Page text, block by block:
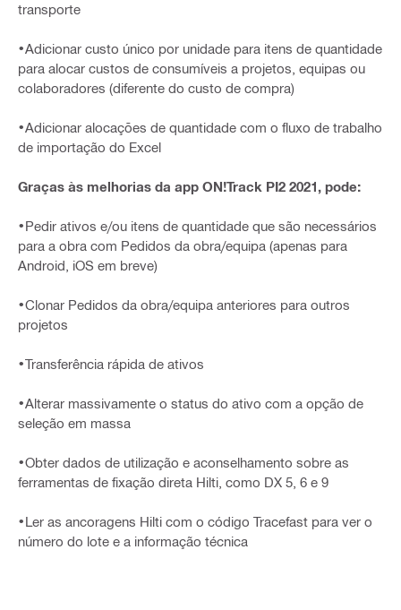
transporte
•Adicionar custo único por unidade para itens de quantidade
para alocar custos de consumíveis a projetos, equipas ou
colaboradores (diferente do custo de compra)
•Adicionar alocações de quantidade com o fluxo de trabalho
de importação do Excel
Graças às melhorias da app ON!Track PI2 2021, pode:
•Pedir ativos e/ou itens de quantidade que são necessários
para a obra com Pedidos da obra/equipa (apenas para
Android, iOS em breve)
•Clonar Pedidos da obra/equipa anteriores para outros
projetos
•Transferência rápida de ativos
•Alterar massivamente o status do ativo com a opção de
seleção em massa
•Obter dados de utilização e aconselhamento sobre as
ferramentas de fixação direta Hilti, como DX 5, 6 e 9
•Ler as ancoragens Hilti com o código Tracefast para ver o
número do lote e a informação técnica